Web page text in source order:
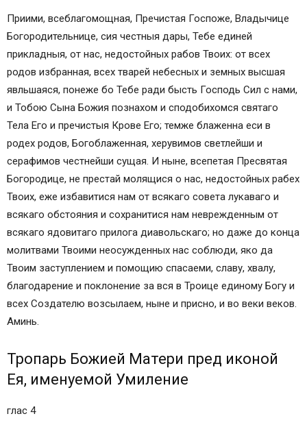
Молитва первая
Молитва вторая
Кондак 1
Икос 1
Кондак 2
Икос 2
Кондак 3
Икос 3
Кондак 4
Икос 4
Кондак 5
Икос 5
Кондак 6
Икос 6
Кондак 7
Икос 7
Кондак 8
Икос 8
Икос 9
Кондак 10
Икос 10
Кондак 11
Приими, всеблагомощная, Пречистая Госпоже, Владычице
Богородительнице, сия честныя дары, Тебе единей
прикладныя, от нас, недостойных рабов Твоих: от всех
родов избранная, всех тварей небесных и земных высшая
явльшаяся, понеже бо Тебе ради бысть Господь Сил с нами,
и Тобою Сына Божия познахом и сподобихомся святаго
Тела Его и пречистыя Крове Его; темже блаженна еси в
родех родов, Богоблаженная, херувимов светлейши и
серафимов честнейши сущая. И ныне, всепетая Пресвятая
Богородице, не престай молящися о нас, недостойных рабех
Твоих, еже избавитися нам от всякаго совета лукаваго и
всякаго обстояния и сохранитися нам неврежденным от
всякаго ядовитаго прилога диавольскаго; но даже до конца
молитвами Твоими неосужденных нас соблюди, яко да
Твоим заступлением и помощию спасаеми, славу, хвалу,
благодарение и поклонение за вся в Троице единому Богу и
всех Создателю возсылаем, ныне и присно, и во веки веков.
Аминь.
Тропарь Божией Матери пред иконой
Ея, именуемой Умиление
глас 4